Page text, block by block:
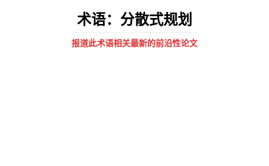
术语：分散式规划
报道此术语相关最新的前沿性论文